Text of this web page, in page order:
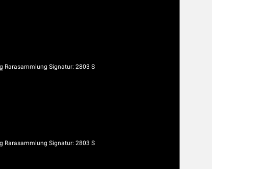
Rarasammlung Signatur: 2803 S
Rarasammlung Signatur: 2803 S